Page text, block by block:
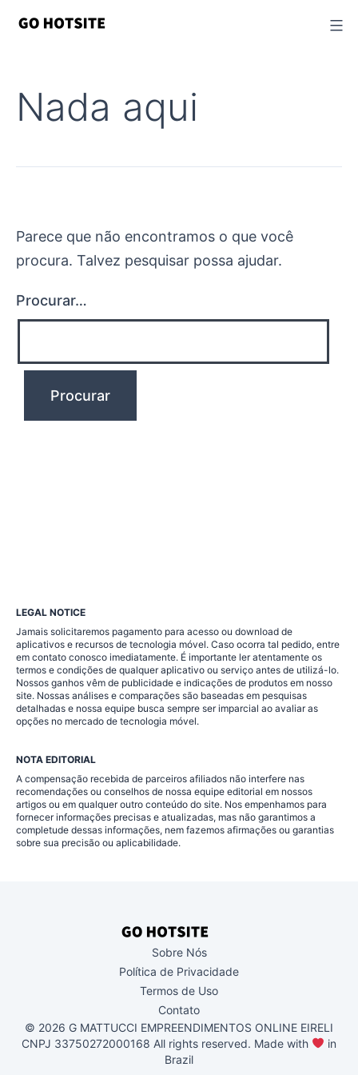
Nada aqui
Parece que não encontramos o que você
procura. Talvez pesquisar possa ajudar.
Procurar…
LEGAL NOTICE
Jamais solicitaremos pagamento para acesso ou download de
aplicativos e recursos de tecnologia móvel. Caso ocorra tal pedido, entre
em contato conosco imediatamente. É importante ler atentamente os
termos e condições de qualquer aplicativo ou serviço antes de utilizá-lo.
Nossos ganhos vêm de publicidade e indicações de produtos em nosso
site. Nossas análises e comparações são baseadas em pesquisas
detalhadas e nossa equipe busca sempre ser imparcial ao avaliar as
opções no mercado de tecnologia móvel.
NOTA EDITORIAL
A compensação recebida de parceiros afiliados não interfere nas
recomendações ou conselhos de nossa equipe editorial em nossos
artigos ou em qualquer outro conteúdo do site. Nos empenhamos para
fornecer informações precisas e atualizadas, mas não garantimos a
completude dessas informações, nem fazemos afirmações ou garantias
sobre sua precisão ou aplicabilidade.
Sobre Nós
Política de Privacidade
Termos de Uso
Contato
© 2026 G MATTUCCI EMPREENDIMENTOS ONLINE EIRELI
CNPJ 33750272000168 All rights reserved. Made with
in
Brazil